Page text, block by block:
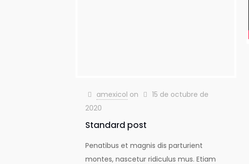
amexicol on
15 de octubre de
2020
Standard post
Penatibus et magnis dis parturient
montes, nascetur ridiculus mus. Etiam